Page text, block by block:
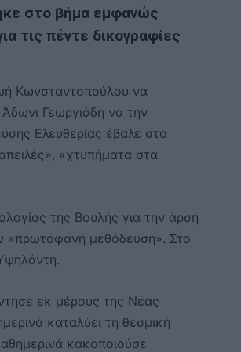
στο βήμα εμφανώς
τις πέντε δικογραφίες
Κωνσταντοπούλου να
Γεωργιάδη να την
Ελευθερίας έβαλε στο
«χτυπήματα στα
της Βουλής για την άρση
«πρωτοφανή μεθόδευση». Στο
εκ μέρους της Νέας
καταλύει τη θεσμική
κακοποιούσε